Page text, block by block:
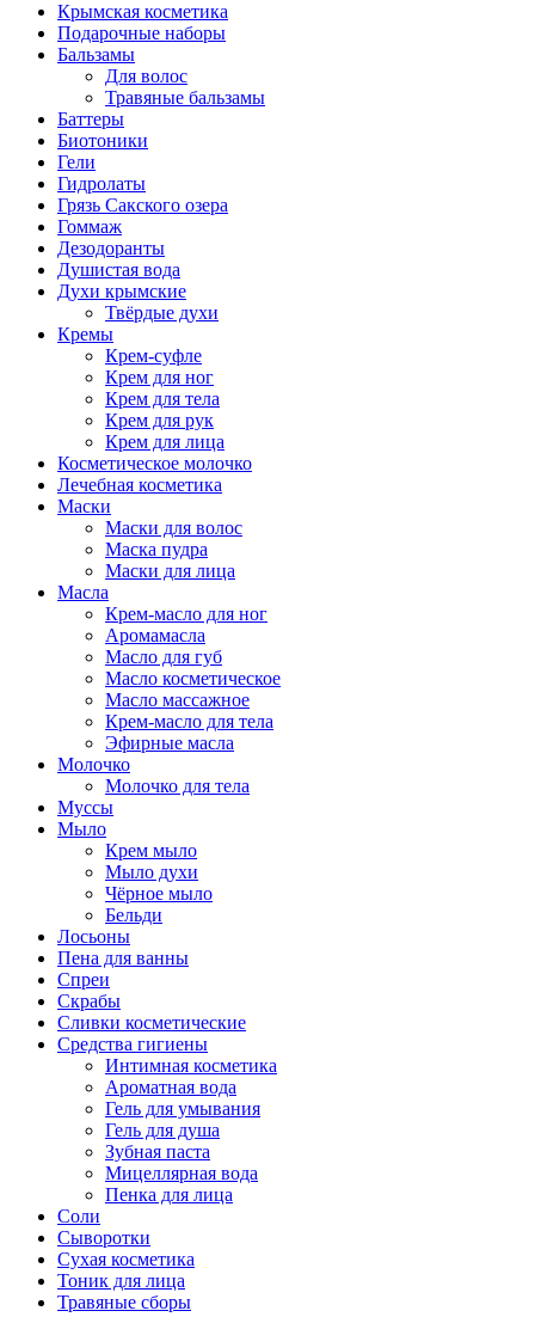
Крымская косметика
Подарочные наборы
Бальзамы
Для волос
Травяные бальзамы
Баттеры
Биотоники
Гели
Гидролаты
Грязь Сакского озера
Гоммаж
Дезодоранты
Душистая вода
Духи крымские
Твёрдые духи
Кремы
Крем-суфле
Крем для ног
Крем для тела
Крем для рук
Крем для лица
Косметическое молочко
Лечебная косметика
Маски
Маски для волос
Маска пудра
Маски для лица
Масла
Крем-масло для ног
Аромамасла
Масло для губ
Масло косметическое
Масло массажное
Крем-масло для тела
Эфирные масла
Молочко
Молочко для тела
Муссы
Мыло
Крем мыло
Мыло духи
Чёрное мыло
Бельди
Лосьоны
Пена для ванны
Спреи
Скрабы
Сливки косметические
Средства гигиены
Интимная косметика
Ароматная вода
Гель для умывания
Гель для душа
Зубная паста
Мицеллярная вода
Пенка для лица
Соли
Сыворотки
Сухая косметика
Тоник для лица
Травяные сборы